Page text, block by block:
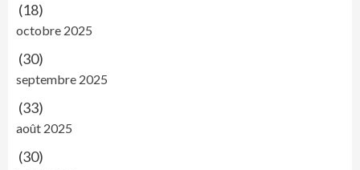
(18)
octobre 2025
(30)
septembre 2025
(33)
août 2025
(30)